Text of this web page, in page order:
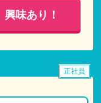
興味あり！
正社員